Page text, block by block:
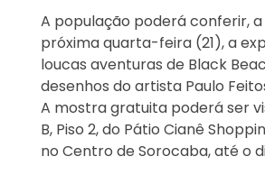
A população poderá conferir,
próxima quarta-feira (21), a
loucas aventuras de Black
desenhos do artista Paulo
A mostra gratuita poderá ser
B, Piso 2, do Pátio Cianê
no Centro de Sorocaba, até o